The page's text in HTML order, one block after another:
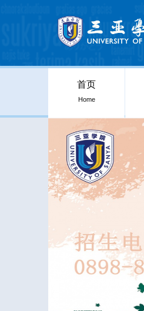
首页
Home